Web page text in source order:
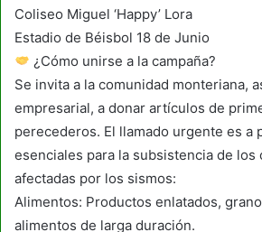
Coliseo Miguel ‘Happy’ Lora
Estadio de Béisbol 18 de Junio
¿Cómo unirse a la campaña?
Se invita a la comunidad monteriana,
empresarial, a donar artículos de
perecederos. El llamado urgente es a
esenciales para la subsistencia de los
afectadas por los sismos:
Alimentos: Productos enlatados,
alimentos de larga duración.